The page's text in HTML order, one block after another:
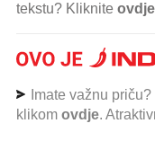
tekstu? Kliknite ovdje
Imate važnu
klikom ovdje.